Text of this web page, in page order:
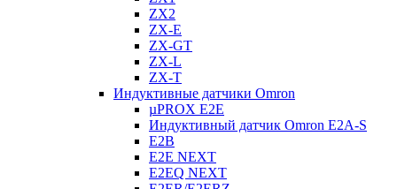
ZX2
ZX-E
ZX-GT
ZX-L
ZX-T
Индуктивные датчики Omron
µPROX E2E
Индуктивный датчик Omron E2A-S
E2B
E2E NEXT
E2EQ NEXT